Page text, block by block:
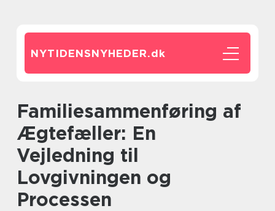
NYTIDENSNYHEDER.dk
Familiesammenføring af
Ægtefæller: En
Vejledning til
Lovgivningen og
Processen